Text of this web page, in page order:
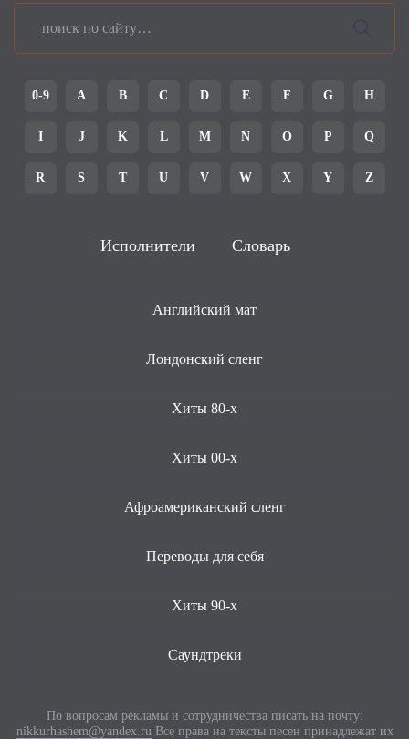
0-9 A B C D E F G H
I J K L M N O P Q
R S T U V W X Y Z
Исполнители Словарь
Английский мат
Лондонский сленг
Хиты 80-х
Хиты 00-х
Афроамериканский сленг
Переводы для себя
Хиты 90-х
Саундтреки
По вопросам рекламы и сотрудничества писать на почту:
nikkurhashem@yandex.ruВсе права на тексты песен принадлежат их